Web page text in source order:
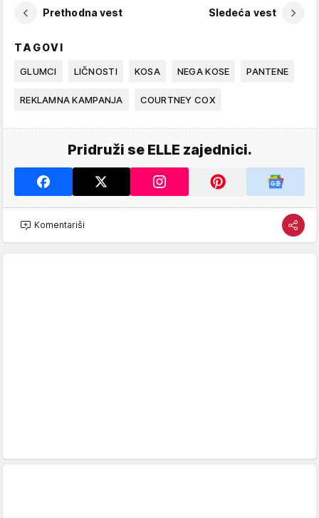
Prethodna vest Sledeća vest
TAGOVI
GLUMCI LIČNOSTI KOSA NEGA KOSE PANTENE
REKLAMNA KAMPANJA COURTNEY COX
Pridruži se ELLE zajednici.
Komentariši